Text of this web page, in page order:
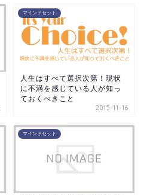
マインドセット
人生はすべて選択次第！現状
に不満を感じている人が知っ
ておくべきこと
2015-11-16
マインドセット